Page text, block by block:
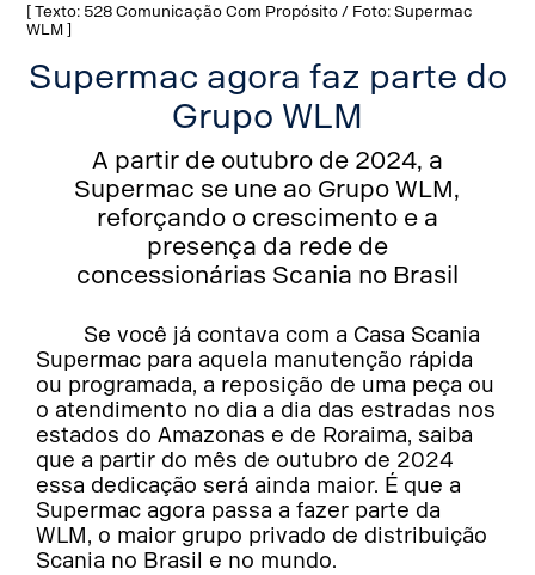
[ Texto: 528 Comunicação Com Propósito / Foto: Supermac
WLM ]
Supermac agora faz parte do
Grupo WLM
A partir de outubro de 2024, a
Supermac se une ao Grupo WLM,
reforçando o crescimento e a
presença da rede de
concessionárias Scania no Brasil
Se você já contava com a Casa Scania
Supermac para aquela manutenção rápida
ou programada, a reposição de uma peça ou
o atendimento no dia a dia das estradas nos
estados do Amazonas e de Roraima, saiba
que a partir do mês de outubro de 2024
essa dedicação será ainda maior. É que a
Supermac agora passa a fazer parte da
WLM, o maior grupo privado de distribuição
Scania no Brasil e no mundo.